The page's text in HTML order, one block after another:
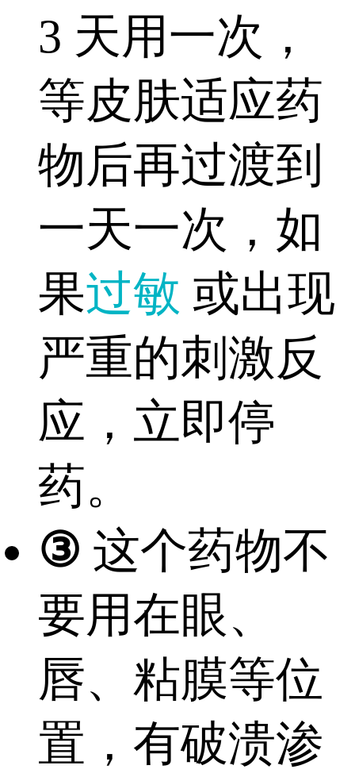
3 天用一次，
等皮肤适应药
物后再过渡到
一天一次，如
果过敏 或出现
严重的刺激反
应，立即停
药。
③ 这个药物不
要用在眼、
唇、粘膜等位
置，有破溃渗